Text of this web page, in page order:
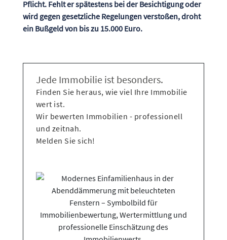
Pflicht. Fehlt er spätestens bei der Besichtigung oder
wird gegen gesetzliche Regelungen verstoßen, droht
ein Bußgeld von bis zu 15.000 Euro.
Jede Immobilie ist besonders.
Finden Sie heraus, wie viel Ihre Immobilie
wert ist.
Wir bewerten Immobilien - professionell
und zeitnah.
Melden Sie sich!